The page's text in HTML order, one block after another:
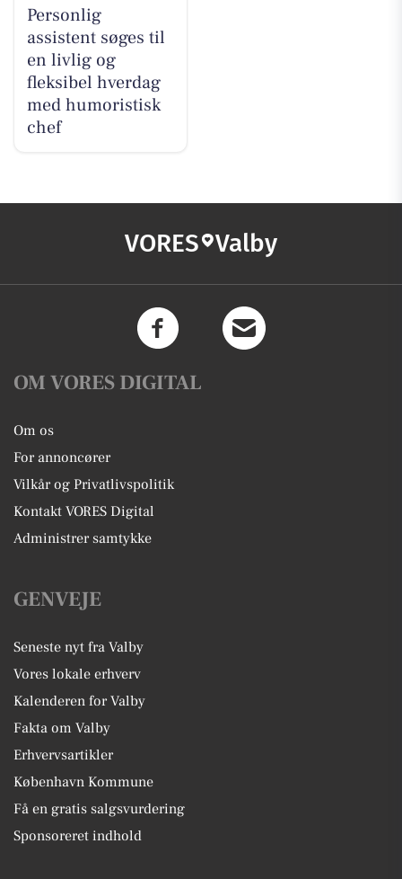
Personlig
assistent søges til
en livlig og
fleksibel hverdag
med humoristisk
chef
VORES Valby
OM VORES DIGITAL
Om os
For annoncører
Vilkår og Privatlivspolitik
Kontakt VORES Digital
Administrer samtykke
GENVEJE
Seneste nyt fra Valby
Vores lokale erhverv
Kalenderen for Valby
Fakta om Valby
Erhvervsartikler
København Kommune
Få en gratis salgsvurdering
Sponsoreret indhold